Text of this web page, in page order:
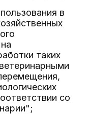
в
таких
со